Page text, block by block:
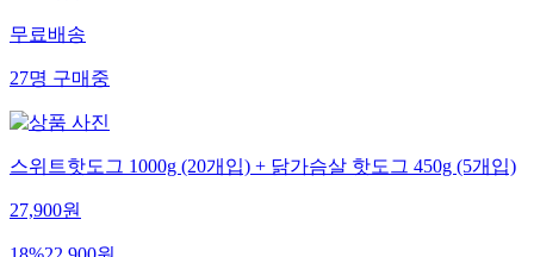
417적립
무료배송
27명구매중
스위트핫도그 1000g (20개입) + 닭가슴살 핫도그 450g (5개입)
27,900원